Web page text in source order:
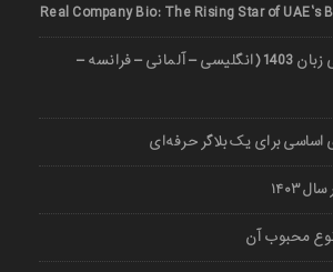
Real Company Bio: The Rising Star of UAE’s
هزینه کلاس خصوصی زبان 1403 (انگلیسی – آلمانی – فرانسه –
برای یک بلاگر حرفه‌ای
۱۴۰۳